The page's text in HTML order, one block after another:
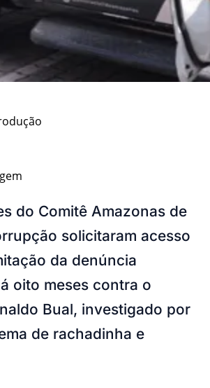
do Comitê Amazonas de
solicitaram acesso
da denúncia
oito meses contra o
Bual, investigado por
de rachadinha e